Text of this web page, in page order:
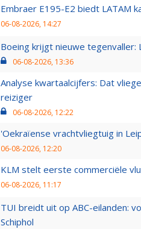
Embraer E195-E2 biedt LATAM
06-08-2026, 14:27
Boeing krijgt nieuwe
06-08-2026, 13:36
Analyse kwartaalcijfers: Dat
reiziger
06-08-2026, 12:22
'Oekraïense vrachtvliegtuig in
06-08-2026, 12:20
KLM stelt eerste commerciële
06-08-2026, 11:17
TUI breidt uit op ABC-eilanden:
Schiphol